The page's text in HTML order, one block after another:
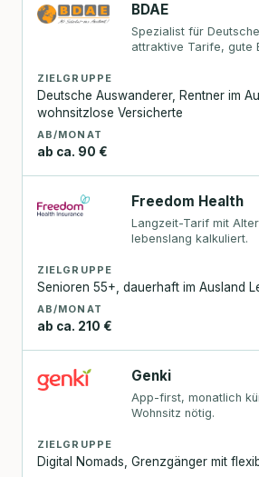
BDAE
Spezialist für
attraktive Tarife, gute
ZIELGRUPPE
Deutsche Auswanderer, Rentner im
wohnsitzlose Versicherte
AB/MONAT
ab ca. 90 €
Freedom Health
Langzeit-Tarif mit
lebenslang kalkuliert.
ZIELGRUPPE
Senioren 55+, dauerhaft im Ausland
AB/MONAT
ab ca. 210 €
Genki
App-first, monatlich
Wohnsitz nötig.
ZIELGRUPPE
Digital Nomads, Grenzgänger mit